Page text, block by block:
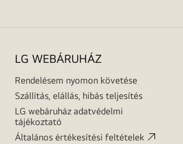
LG WEBÁRUHÁZ
Rendelésem nyomon követése
Szállítás, elállás, hibás teljesítés
LG webáruház adatvédelmi
tájékoztató
Általános értékesítési feltételek